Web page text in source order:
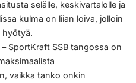
selälle, keskivartalolle ja
kulma on liian loiva, jolloin
hyötyä.
– SportKraft SSB tangossa on
vaikka tanko onkin